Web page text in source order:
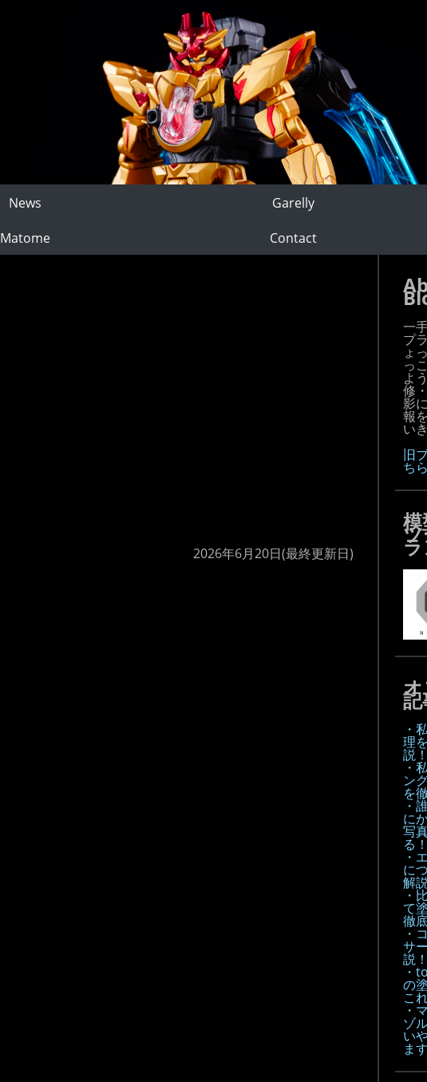
News
Garelly
Matome Contact
2026年6月20日(最終更新日)
一
プ
ょ
っ
よ
修
影
報
い
旧
ち
・
理
説
・
ン
を
・
に
写
る
・
に
解
・
て
徹
・
サ
説
・
の
こ
・
ゾ
い
ま